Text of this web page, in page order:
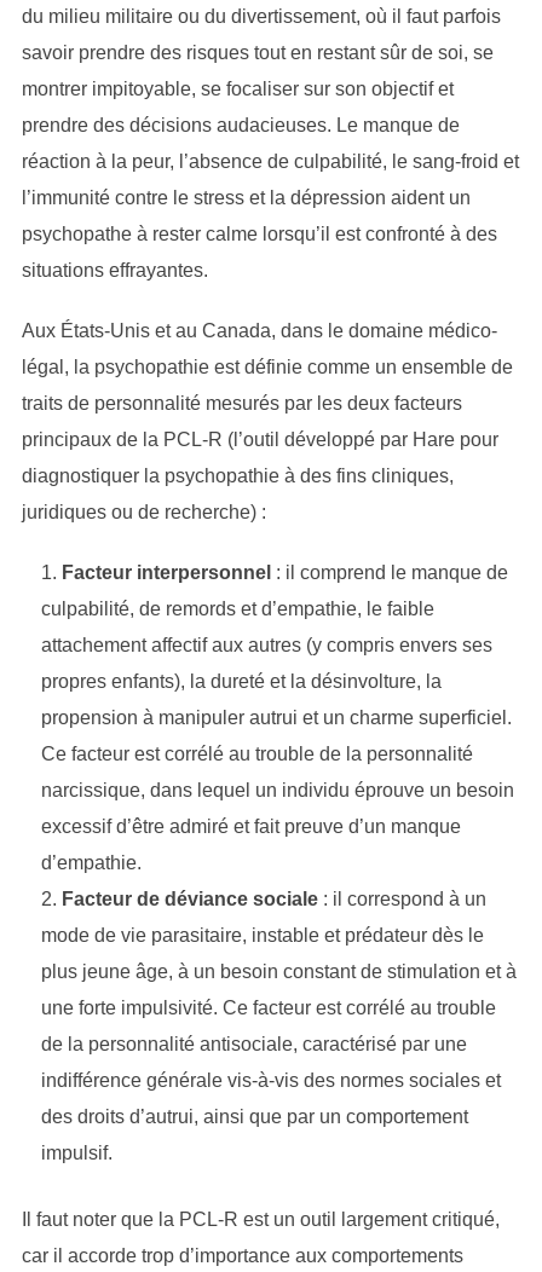
du milieu militaire ou du divertissement, où il faut parfois
savoir prendre des risques tout en restant sûr de soi, se
montrer impitoyable, se focaliser sur son objectif et
prendre des décisions audacieuses. Le manque de
réaction à la peur, l’absence de culpabilité, le sang-froid et
l’immunité contre le stress et la dépression aident un
psychopathe à rester calme lorsqu’il est confronté à des
situations effrayantes.
Aux États-Unis et au Canada, dans le domaine médico-
légal, la psychopathie est définie comme un ensemble de
traits de personnalité mesurés par les deux facteurs
principaux de la PCL-R (l’outil développé par Hare pour
diagnostiquer la psychopathie à des fins cliniques,
juridiques ou de recherche) :
Facteur interpersonnel : il comprend le manque de
culpabilité, de remords et d’empathie, le faible
attachement affectif aux autres (y compris envers ses
propres enfants), la dureté et la désinvolture, la
propension à manipuler autrui et un charme superficiel.
Ce facteur est corrélé au trouble de la personnalité
narcissique, dans lequel un individu éprouve un besoin
excessif d’être admiré et fait preuve d’un manque
d’empathie.
Facteur de déviance sociale: il correspond à un
mode de vie parasitaire, instable et prédateur dès le
plus jeune âge, à un besoin constant de stimulation et à
une forte impulsivité. Ce facteur est corrélé au trouble
de la personnalité antisociale, caractérisé par une
indifférence générale vis-à-vis des normes sociales et
des droits d’autrui, ainsi que par un comportement
impulsif.
Il faut noter que la PCL-R est un outil largement critiqué,
car il accorde trop d’importance aux comportements